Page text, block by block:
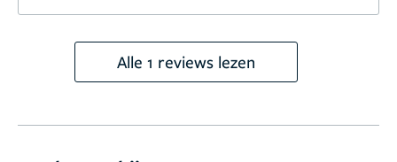
Alle 1 reviews lezen